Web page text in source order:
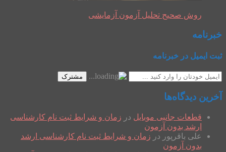
روش صحیح تحلیل آزمون آزمایشی
خبرنامه
ثبت ایمیل در خبرنامه
مشترک
آخرین دیدگاه‌ها
قطعات جانبی موبایل در زمان و شرایط ثبت نام کارشناسی
ارشد بدون آزمون
علی باقرپور در زمان و شرایط ثبت نام کارشناسی ارشد
بدون آزمون